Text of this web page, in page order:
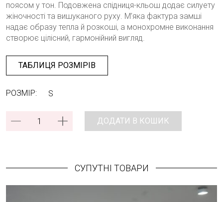
поясом у тон. Подовжена спідниця-кльош додає силуету
жіночності та вишуканого руху. М’яка фактура замші
надає образу тепла й розкоші, а монохромне виконання
створює цілісний, гармонійний вигляд.
ТАБЛИЦЯ РОЗМІРІВ
РОЗМІР: S
ДОДАТИ В КОШИК
СУПУТНІ ТОВАРИ